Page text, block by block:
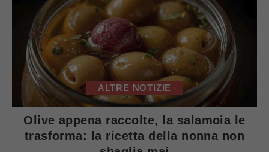
ALTRE NOTIZIE
Olive appena raccolte, la salamoia le
trasforma: la ricetta della nonna non